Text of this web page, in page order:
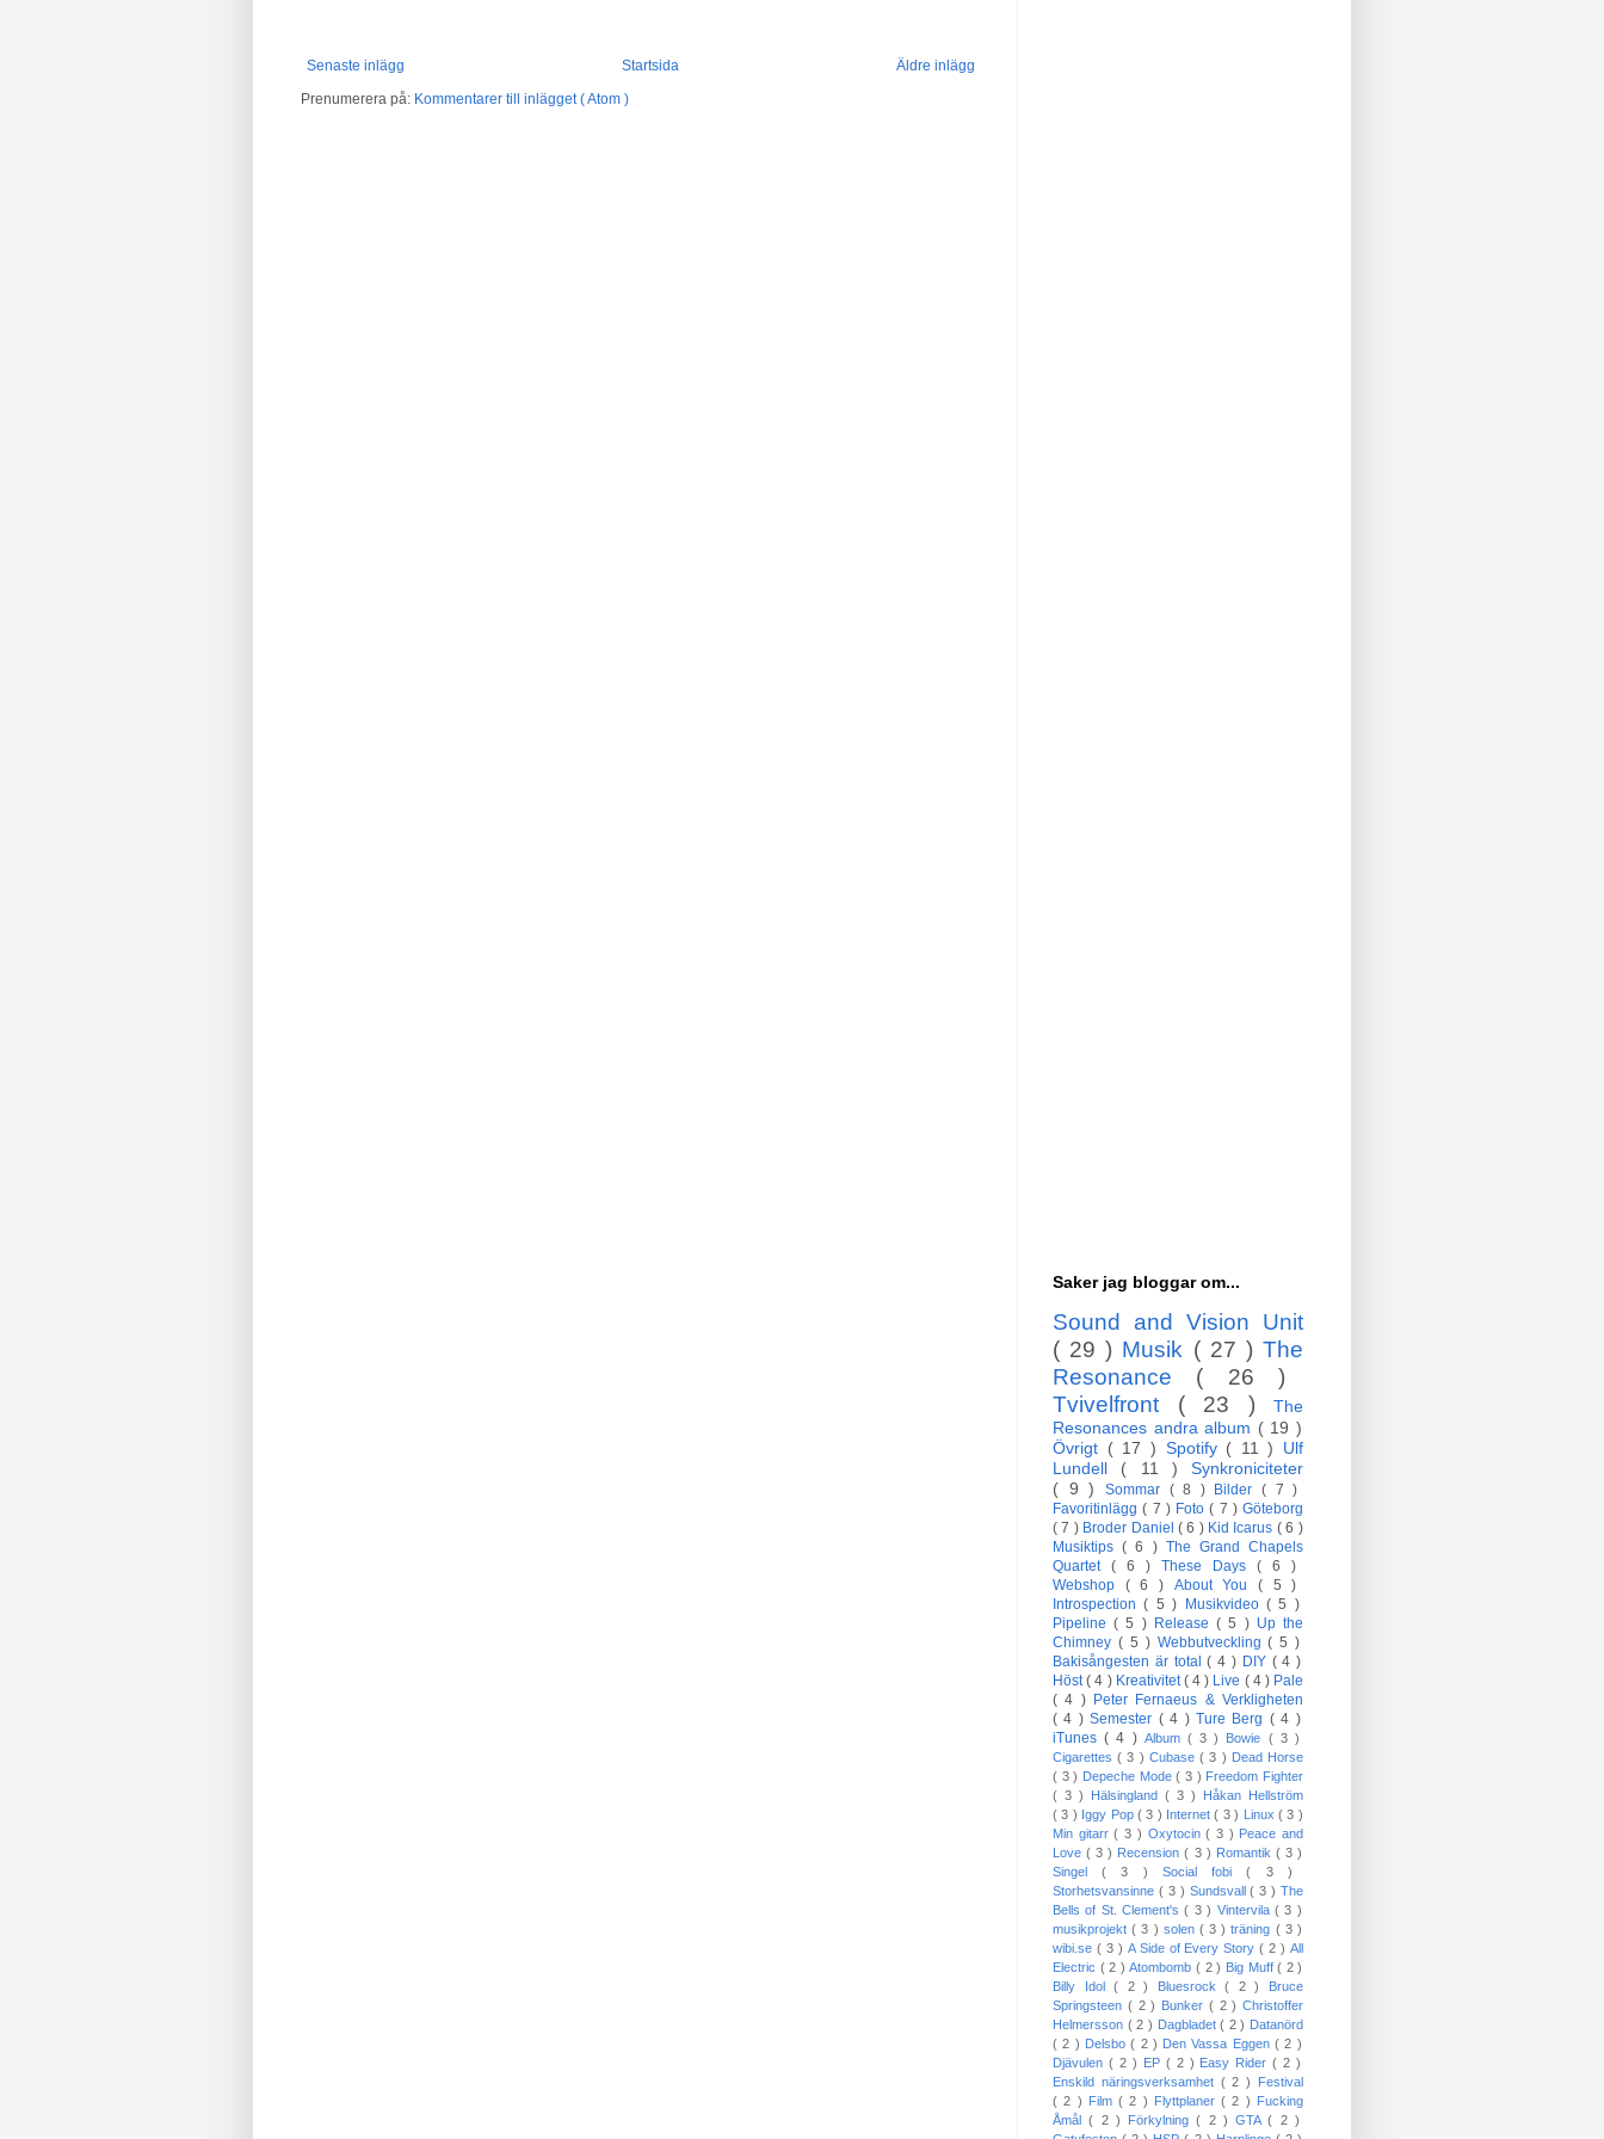
Senaste inlägg Äldre inlägg
Startsida
Prenumerera på: Kommentarer till inlägget ( Atom )
Saker jag bloggar om...
Sound and Vision Unit
( 29 ) Musik ( 27 )The
Resonance ( 26 )
Tvivelfront ( 23 )
The
Resonances andra album ( 19 )
Övrigt ( 17 ) Spotify ( 11 ) Ulf
Lundell ( 11 ) Synkroniciteter
( 9 ) Sommar ( 8 ) Bilder( 7 )
Favoritinlägg( 7 ) Foto( 7 ) Göteborg
( 7 ) Broder Daniel ( 6 ) Kid Icarus ( 6 )
Musiktips( 6 ) The Grand Chapels
Quartet ( 6 ) These Days ( 6 )
Webshop ( 6 ) About You( 5 )
Introspection( 5 ) Musikvideo ( 5 )
Pipeline( 5 ) Release( 5 ) Up the
Chimney ( 5 ) Webbutveckling( 5 )
Bakisångesten är total( 4 ) DIY ( 4 )
Höst( 4 ) Kreativitet( 4 ) Live ( 4 ) Pale
( 4 ) Peter Fernaeus & Verkligheten
( 4 )Semester ( 4 ) Ture Berg ( 4 )
iTunes( 4 ) Album ( 3 ) Bowie ( 3 )
Cigarettes( 3 ) Cubase( 3 ) Dead Horse
( 3 ) Depeche Mode( 3 ) Freedom Fighter
( 3 ) Hälsingland ( 3 ) Håkan Hellström
( 3 ) Iggy Pop ( 3 ) Internet( 3 ) Linux ( 3 )
Min gitarr( 3 ) Oxytocin( 3 ) Peace and
Love( 3 ) Recension( 3 ) Romantik ( 3 )
Singel( 3 ) Social fobi( 3 )
Storhetsvansinne ( 3 ) Sundsvall( 3 ) The
Bells of St. Clement's( 3 ) Vintervila ( 3 )
musikprojekt( 3 ) solen ( 3 )träning ( 3 )
wibi.se ( 3 ) A Side of Every Story( 2 )All
Electric ( 2 )Atombomb( 2 ) Big Muff( 2 )
Billy Idol( 2 ) Bluesrock( 2 ) Bruce
Springsteen ( 2 ) Bunker ( 2 ) Christoffer
Helmersson ( 2 ) Dagbladet( 2 ) Datanörd
( 2 ) Delsbo( 2 ) Den Vassa Eggen( 2 )
Djävulen ( 2 ) EP ( 2 ) Easy Rider( 2 )
Enskild näringsverksamhet ( 2 ) Festival
( 2 ) Film( 2 ) Flyttplaner( 2 ) Fucking
Åmål( 2 ) Förkylning( 2 ) GTA( 2 )